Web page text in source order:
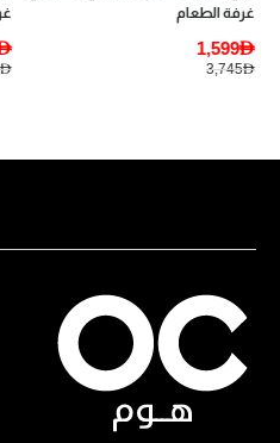
غرفة الطعام
367AED
459AED